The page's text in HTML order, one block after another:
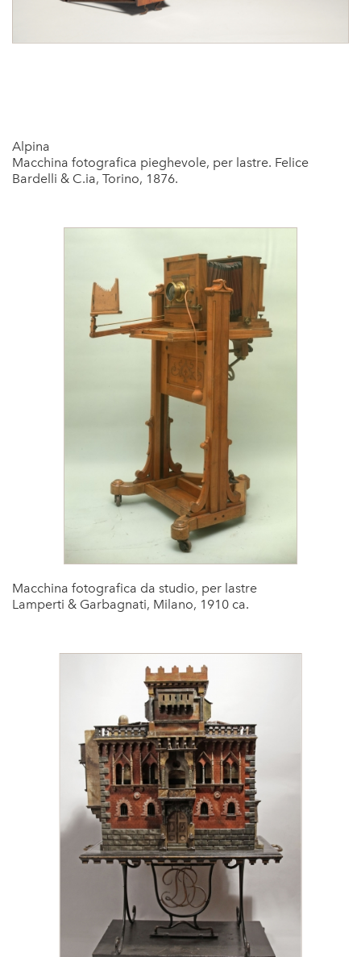
Alpina
Macchina fotografica pieghevole, per lastre. Felice
Bardelli & C.ia, Torino, 1876.
Macchina fotografica da studio, per lastre
Lamperti & Garbagnati, Milano, 1910 ca.